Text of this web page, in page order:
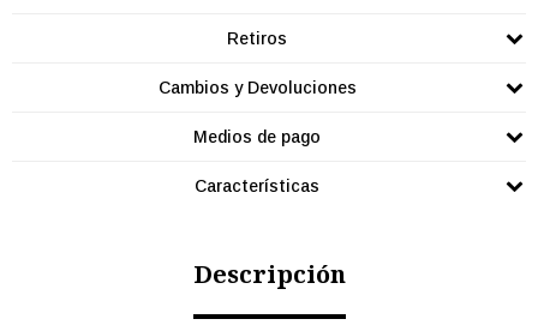
Retiros
Cambios y Devoluciones
Medios de pago
Características
Descripción